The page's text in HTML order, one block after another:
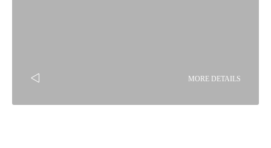
MORE DETAILS